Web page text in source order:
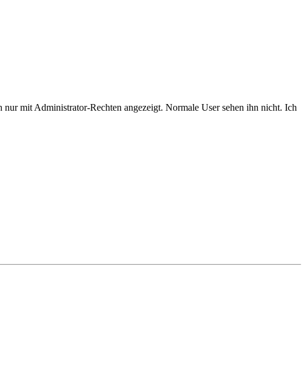
mit Administrator-Rechten angezeigt. Normale User sehen ihn nicht. Ich